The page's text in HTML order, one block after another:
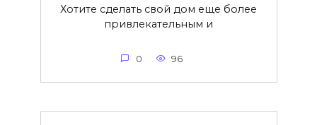
Хотите сделать свой дом еще более
привлекательным и
0 96